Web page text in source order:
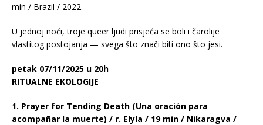
min / Brazil / 2022.
U jednoj noći, troje queer ljudi prisjeća se boli i čarolije
vlastitog postojanja — svega što znači biti ono što jesi.
petak 07/11/2025 u 20h
RITUALNE EKOLOGIJE
1. Prayer for Tending Death (Una oración para
acompañar la muerte) / r. Elyla / 19 min / Nikaragva /